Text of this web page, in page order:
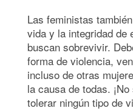
Las feministas
vida y la integridad de
buscan sobrevivir.
forma de violencia,
incluso de otras
la causa de todas.
tolerar ningún tipo de